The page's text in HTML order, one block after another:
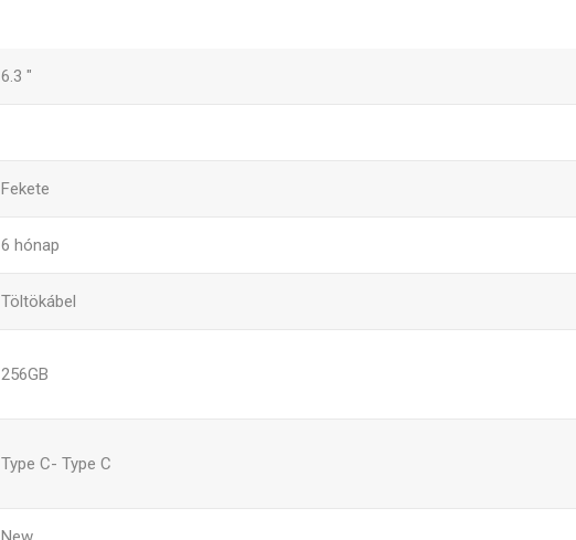
6.3 "
Fekete
6 hónap
Töltökábel
256GB
Type C- Type C